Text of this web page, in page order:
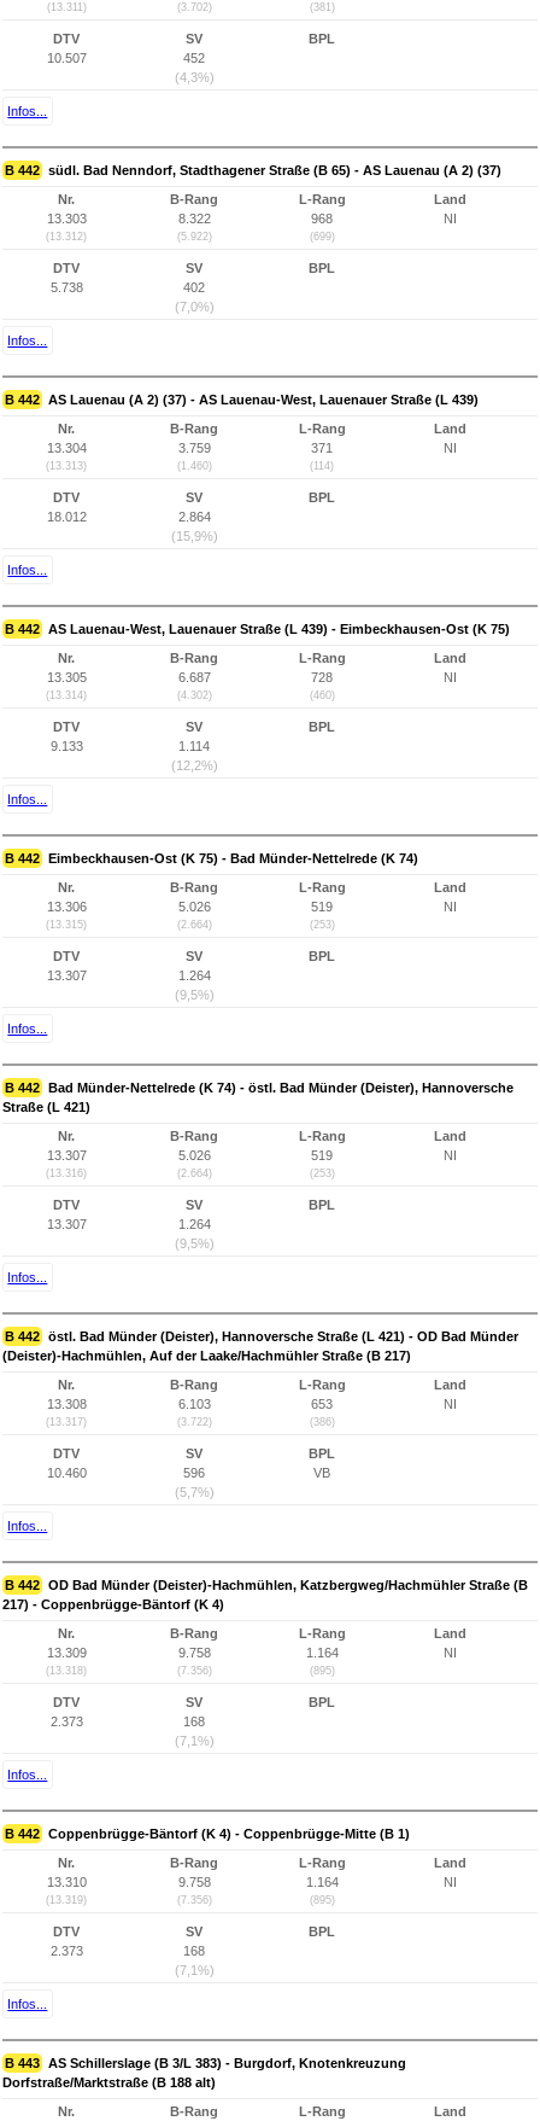
(13.311) (3.702) (381)
DTV
10.507
SV
452
(4,3%)
BPL
Infos...
B 442 südl. Bad Nenndorf, Stadthagener Straße (B 65) - AS Lauenau (A 2) (37)
Nr.
13.303
(13.312)
B-Rang
8.322
(5.922)
L-Rang
968
(699)
Land
NI
DTV
5.738
SV
402
(7,0%)
BPL
Infos...
B 442 AS Lauenau (A 2) (37) - AS Lauenau-West, Lauenauer Straße (L 439)
Nr.
13.304
(13.313)
B-Rang
3.759
(1.460)
L-Rang
371
(114)
Land
NI
DTV
18.012
SV
2.864
(15,9%)
BPL
Infos...
B 442 AS Lauenau-West, Lauenauer Straße (L 439) - Eimbeckhausen-Ost (K 75)
Nr.
13.305
(13.314)
B-Rang
6.687
(4.302)
L-Rang
728
(460)
Land
NI
DTV
9.133
SV
1.114
(12,2%)
BPL
Infos...
B 442 Eimbeckhausen-Ost (K 75) - Bad Münder-Nettelrede (K 74)
Nr.
13.306
(13.315)
B-Rang
5.026
(2.664)
L-Rang
519
(253)
Land
NI
DTV
13.307
SV
1.264
(9,5%)
BPL
Infos...
B 442 Bad Münder-Nettelrede (K 74) - östl. Bad Münder (Deister), Hannoversche
Straße (L 421)
Nr.
13.307
(13.316)
B-Rang
5.026
(2.664)
L-Rang
519
(253)
Land
NI
DTV
13.307
SV
1.264
(9,5%)
BPL
Infos...
B 442 östl. Bad Münder (Deister), Hannoversche Straße (L 421) - OD Bad Münder
(Deister)-Hachmühlen, Auf der Laake/Hachmühler Straße (B 217)
Nr.
13.308
(13.317)
B-Rang
6.103
(3.722)
L-Rang
653
(386)
Land
NI
DTV
10.460
SV
596
(5,7%)
BPL
VB
Infos...
B 442 OD Bad Münder (Deister)-Hachmühlen, Katzbergweg/Hachmühler Straße (B
217) - Coppenbrügge-Bäntorf (K 4)
Nr.
13.309
(13.318)
B-Rang
9.758
(7.356)
L-Rang
1.164
(895)
Land
NI
DTV
2.373
SV
168
(7,1%)
BPL
Infos...
B 442 Coppenbrügge-Bäntorf (K 4) - Coppenbrügge-Mitte (B 1)
Nr.
13.310
(13.319)
B-Rang
9.758
(7.356)
L-Rang
1.164
(895)
Land
NI
DTV
2.373
SV
168
(7,1%)
BPL
Infos...
B 443 AS Schillerslage (B 3/L 383) - Burgdorf, Knotenkreuzung
Dorfstraße/Marktstraße (B 188 alt)
Nr. B-Rang L-Rang Land